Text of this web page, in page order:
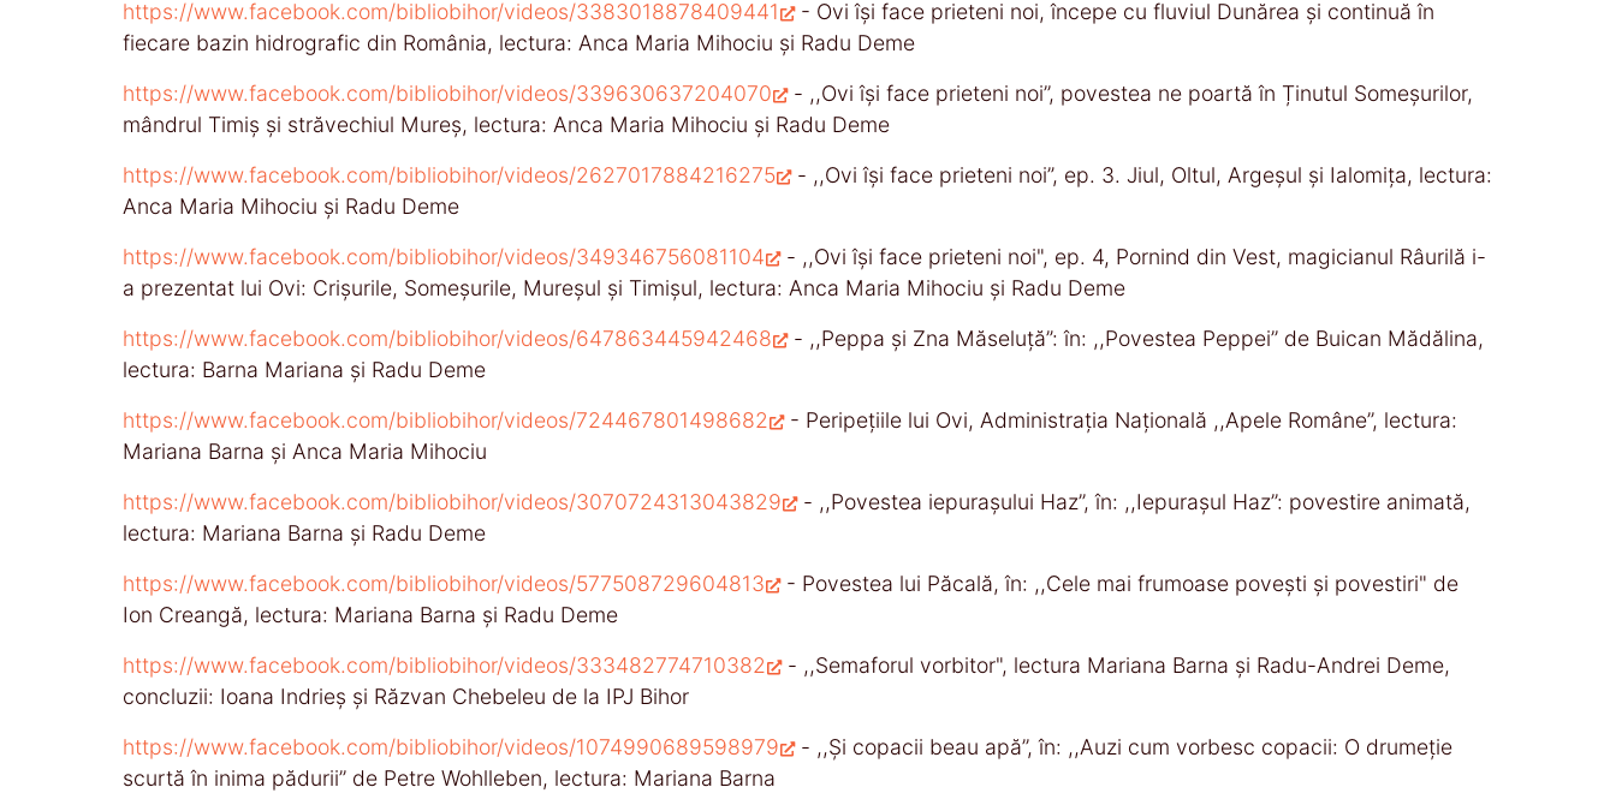
https://www.facebook.com/bibliobihor/videos/3383018878409441
- Ovi își face prieteni noi, începe cu fluviul Dunărea și continuă în
fiecare bazin hidrografic din România, lectura: Anca Maria Mihociu și Radu Deme
https://www.facebook.com/bibliobihor/videos/339630637204070
- ,,Ovi își face prieteni noi’’, povestea ne poartă în Ținutul Someșurilor,
mândrul Timiș și străvechiul Mureș, lectura: Anca Maria Mihociu și Radu Deme
https://www.facebook.com/bibliobihor/videos/2627017884216275
- ,,Ovi își face prieteni noi”, ep. 3. Jiul, Oltul, Argeșul și Ialomița, lectura:
Anca Maria Mihociu și Radu Deme
https://www.facebook.com/bibliobihor/videos/349346756081104
- ,,Ovi își face prieteni noi", ep. 4, Pornind din Vest, magicianul Râurilă i-
a prezentat lui Ovi: Crișurile, Someșurile, Mureșul și Timișul, lectura: Anca Maria Mihociu și Radu Deme
https://www.facebook.com/bibliobihor/videos/647863445942468
- ,,Peppa și Zna Măseluță”: în: ,,Povestea Peppei’’ de Buican Mădălina,
lectura: Barna Mariana și Radu Deme
https://www.facebook.com/bibliobihor/videos/724467801498682
- Peripețiile lui Ovi, Administrația Națională ,,Apele Române’’, lectura:
Mariana Barna și Anca Maria Mihociu
https://www.facebook.com/bibliobihor/videos/3070724313043829
- ,,Povestea iepurașului Haz’’, în: ,,Iepurașul Haz’’: povestire animată,
lectura: Mariana Barna și Radu Deme
https://www.facebook.com/bibliobihor/videos/577508729604813
- Povestea lui Păcală, în: ,,Cele mai frumoase povești și povestiri" de
Ion Creangă, lectura: Mariana Barna și Radu Deme
https://www.facebook.com/bibliobihor/videos/333482774710382
- ,,Semaforul vorbitor", lectura Mariana Barna și Radu-Andrei Deme,
concluzii: Ioana Indrieș și Răzvan Chebeleu de la IPJ Bihor
https://www.facebook.com/bibliobihor/videos/1074990689598979
- ,,Și copacii beau apă’’, în: ,,Auzi cum vorbesc copacii: O drumeție
scurtă în inima pădurii’’ de Petre Wohlleben, lectura: Mariana Barna